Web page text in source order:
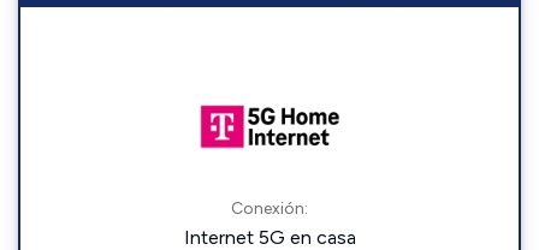
Conexión:
Internet 5G en casa